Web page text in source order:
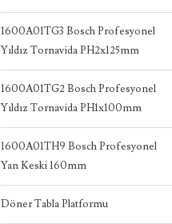
1600A01TG3 Bosch Profesyonel
Yıldız Tornavida PH2x125mm
1600A01TG2 Bosch Profesyonel
Yıldız Tornavida PH1x100mm
1600A01TH9 Bosch Profesyonel
Yan Keski 160mm
Döner Tabla Platformu